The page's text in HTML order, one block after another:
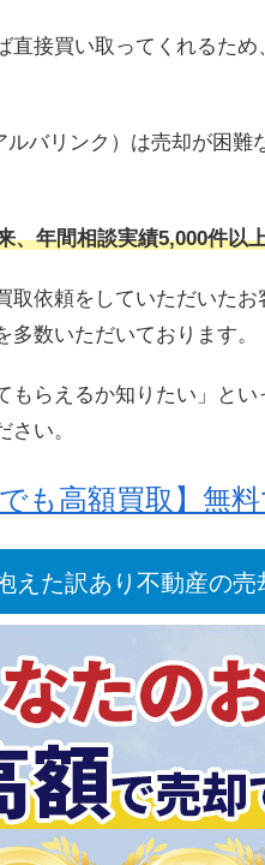
直接買い取ってくれるた
ルバリンク）は売却が困
、年間相談実績5,000件以
取依頼をしていただいた
数いただいております。
もらえるか知りたい」と
い。
も高額買取】無
えた訳あり不動産の売